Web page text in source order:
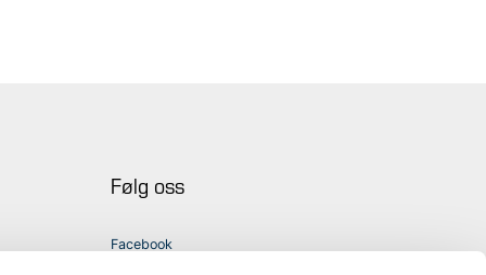
Følg oss
Facebook